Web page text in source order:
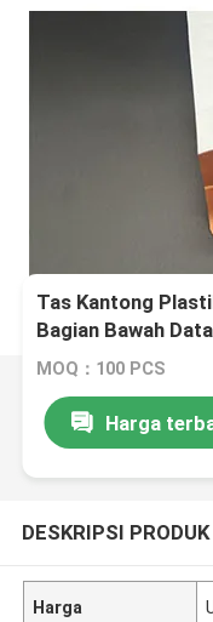
Tas Kantong
Bagian Bawah
MOQ：100 PCS
Harga
DESKRIPSI PRODUK
Harga